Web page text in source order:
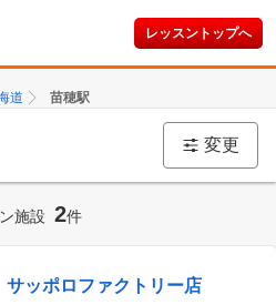
レッスントップへ
道 苗穂駅
変更
施設 2件
ッポロファクトリー店